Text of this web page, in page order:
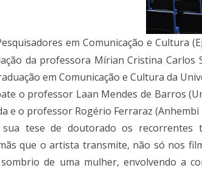
em Comunicação e Cultura
da professora Mírian Cristina
em Comunicação e Cultura da
o professor Laan Mendes de Barros
e o professor Rogério Ferraraz
tese de doutorado os recorrentes
que o artista transmite, não só nos
de uma mulher, envolvendo a